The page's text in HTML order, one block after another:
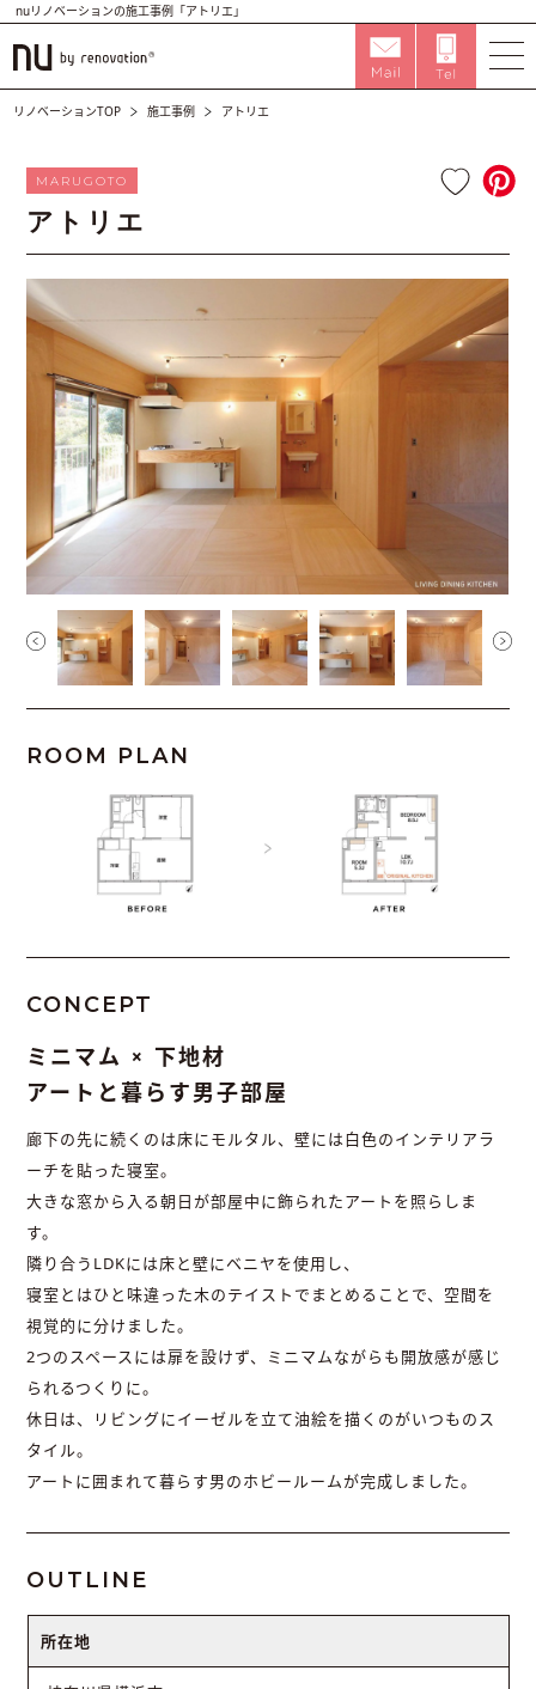
nuリノベーションの施工事例「アトリエ」
リノベーションTOP 施工事例 アトリエ
MARUGOTO
アトリエ
ROOM PLAN
CONCEPT
ミニマム × 下地材
アートと暮らす男子部屋
廊下の先に続くのは床にモルタル、壁には白色のインテリアラ
ーチを貼った寝室。
大きな窓から入る朝日が部屋中に飾られたアートを照らしま
す。
隣り合うLDKには床と壁にベニヤを使用し、
寝室とはひと味違った木のテイストでまとめることで、空間を
視覚的に分けました。
2つのスペースには扉を設けず、ミニマムながらも開放感が感じ
られるつくりに。
休日は、リビングにイーゼルを立て油絵を描くのがいつものス
タイル。
アートに囲まれて暮らす男のホビールームが完成しました。
OUTLINE
所在地